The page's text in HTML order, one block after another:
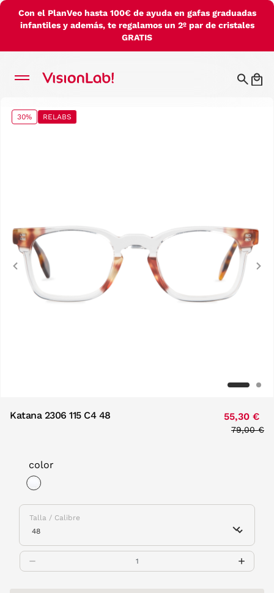
Con el PlanVeo hasta 100€ de ayuda en gafas graduadas
infantiles y además, te regalamos un 2º par de cristales
GRATIS
30% RELABS
Previous
Katana 2306 115 C4 48 55,30 €
Price
79,00 €
color
Talla / Calibre